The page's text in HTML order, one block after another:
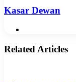
Kasar Dewan
Related Articles